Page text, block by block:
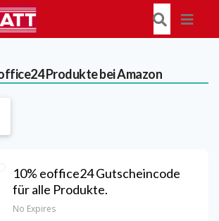
Produkte bei Amazon
10% eoffice24 Gutscheincode
für alle Produkte.
No Expires